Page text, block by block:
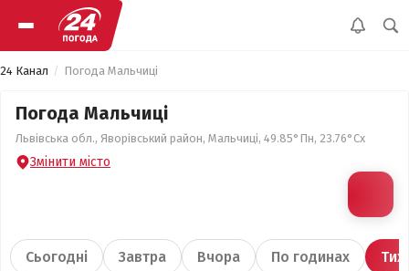
24 Канал Погода Мальчиці
Погода Мальчиці
Львівська обл., Яворівський район, Мальчиці, 49.85°Пн, 23.76°Сх
Змінити місто
Сьогодні Завтра Вчора По годинах